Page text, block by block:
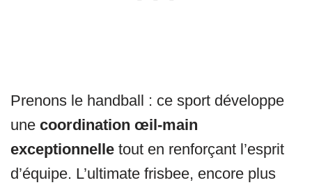
Prenons le handball : ce sport développe
une coordination œil-main
exceptionnelle tout en renforçant l’esprit
d’équipe. L’ultimate frisbee, encore plus